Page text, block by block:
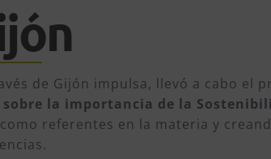
de Gijón impulsa, llevó a cabo el
la importancia de la
referentes en la materia y